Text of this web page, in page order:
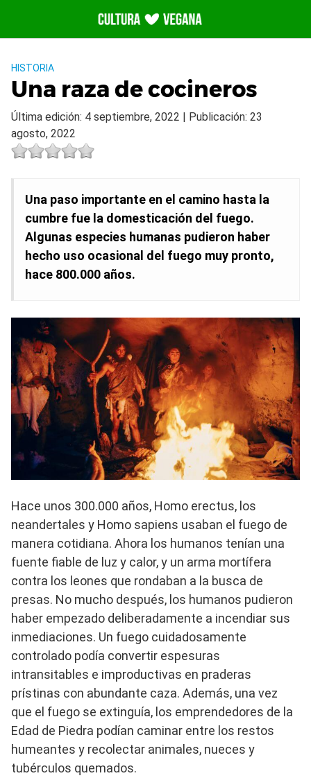
contenido
HISTORIA
Una raza de cocineros
Última edición: 4 septiembre, 2022 | Publicación: 23
agosto, 2022
Una paso importante en el camino hasta la
cumbre fue la domesticación del fuego.
Algunas especies humanas pudieron haber
hecho uso ocasional del fuego muy pronto,
hace 800.000 años.
Hace unos 300.000 años, Homo erectus, los
neandertales y Homo sapiens usaban el fuego de
manera cotidiana. Ahora los humanos tenían una
fuente fiable de luz y calor, y un arma mortífera
contra los leones que rondaban a la busca de
presas. No mucho después, los humanos pudieron
haber empezado deliberadamente a incendiar sus
inmediaciones. Un fuego cuidadosamente
controlado podía convertir espesuras
intransitables e improductivas en praderas
prístinas con abundante caza. Además, una vez
que el fuego se extinguía, los emprendedores de la
Edad de Piedra podían caminar entre los restos
humeantes y recolectar animales, nueces y
tubérculos quemados.